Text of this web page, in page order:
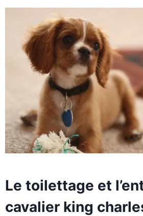
Le toilettage et
cavalier king